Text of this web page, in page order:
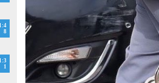
8
1